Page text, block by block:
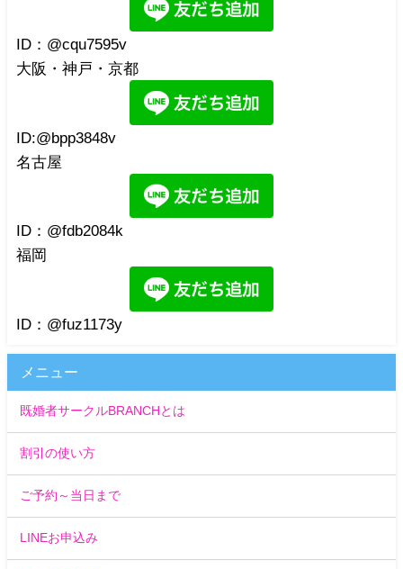
ID：@cqu7595v
大阪・神戸・京都
ID:@bpp3848v
名古屋
ID：@fdb2084k
福岡
ID：@fuz1173y
メニュー
既婚者サークルBRANCHとは
割引の使い方
ご予約～当日まで
LINEお申込み